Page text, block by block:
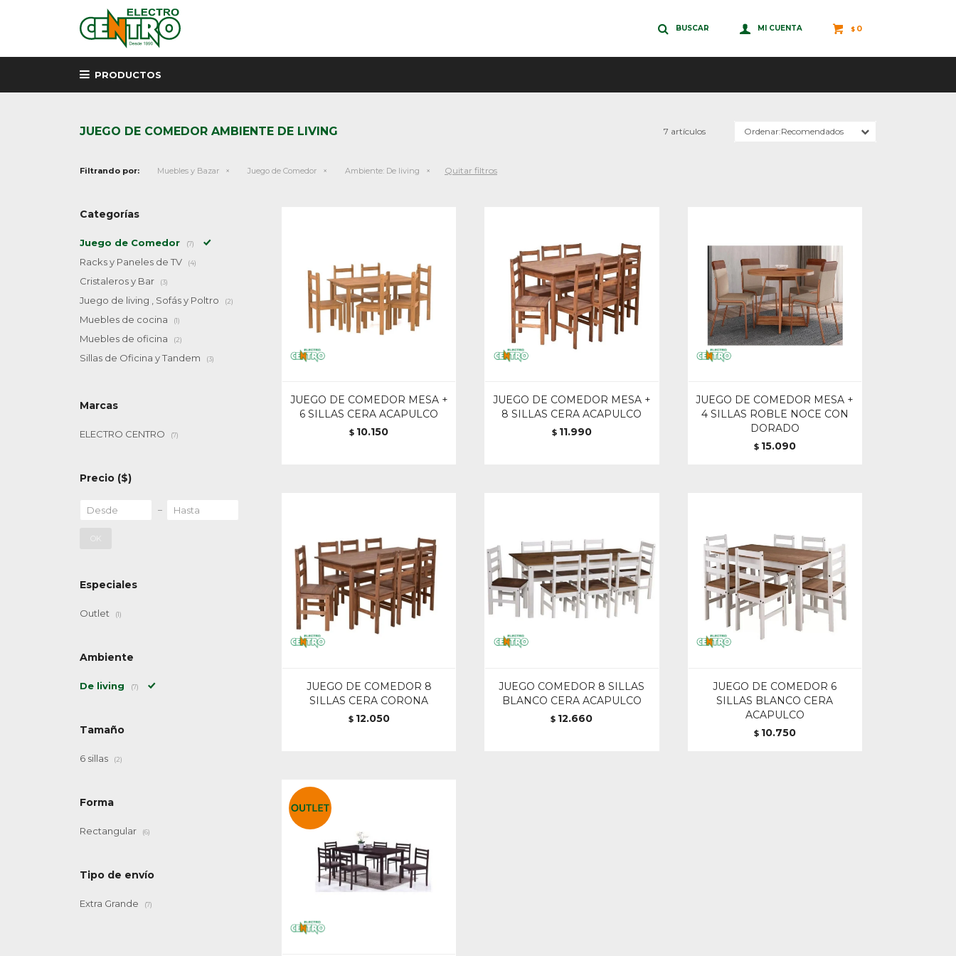
PRODUCTOS
$ 0
JUEGO DE COMEDOR AMBIENTE DE LIVING 7 artículos Recomendados
Filtrando por: Muebles y Bazar Juego de Comedor Ambiente: De living Quitar filtros
JUEGO DE COMEDOR MESA +
6 SILLAS CERA ACAPULCO
$ 10.150
JUEGO DE COMEDOR MESA +
8 SILLAS CERA ACAPULCO
$ 11.990
JUEGO DE COMEDOR MESA +
4 SILLAS ROBLE NOCE CON
DORADO
$ 15.090
JUEGO DE COMEDOR 8
SILLAS CERA CORONA
$ 12.050
JUEGO COMEDOR 8 SILLAS
BLANCO CERA ACAPULCO
$ 12.660
JUEGO DE COMEDOR 6
SILLAS BLANCO CERA
ACAPULCO
$ 10.750
Categorías
Juego de Comedor (7)
Racks y Paneles de TV (4)
Cristaleros y Bar (3)
Juego de living , Sofás y Poltro (2)
Muebles de cocina (1)
Muebles de oficina (2)
Sillas de Oficina y Tandem (3)
Marcas
ELECTRO CENTRO (7)
Precio ($)
OK
Especiales
Outlet (1)
Ambiente
De living (7)
Tamaño
6 sillas (2)
Forma
Rectangular (6)
Tipo de envío
Extra Grande (7)